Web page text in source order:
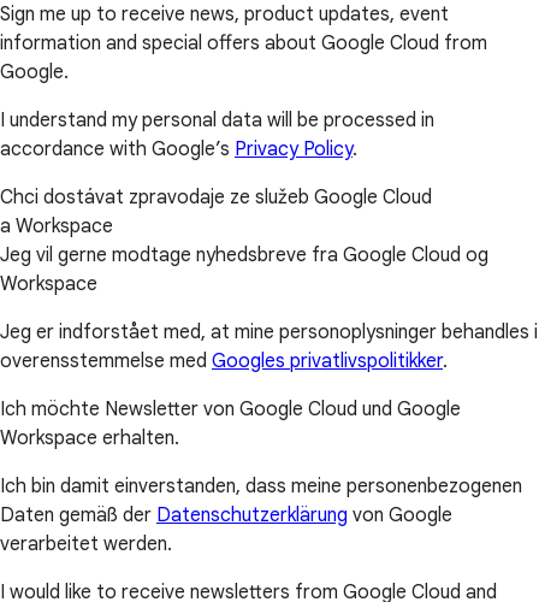
Sign me up to receive news, product updates, event
information and special offers about Google Cloud from
Google.
I understand my personal data will be processed in
accordance with Google’s Privacy Policy.
Chci dostávat zpravodaje ze služeb Google Cloud
a Workspace
Jeg vil gerne modtage nyhedsbreve fra Google Cloud og
Workspace
Jeg er indforstået med, at mine personoplysninger behandles i
overensstemmelse med Googles privatlivspolitikker.
Ich möchte Newsletter von Google Cloud und Google
Workspace erhalten.
Ich bin damit einverstanden, dass meine personenbezogenen
Daten gemäß der Datenschutzerklärung von Google
verarbeitet werden.
I would like to receive newsletters from Google Cloud and